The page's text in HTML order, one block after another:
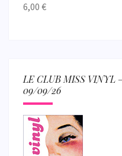
6,00 €
LE CLUB MISS VINYL
09/09/26